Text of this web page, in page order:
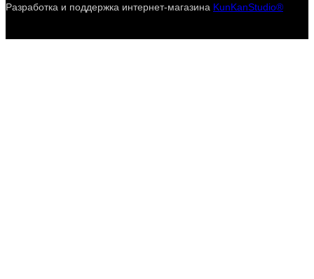
Разработка и поддержка интернет-магазина KunKanStudio®